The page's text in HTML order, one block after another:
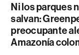
Ni los parques
salvan:
preocupante
Amazonía